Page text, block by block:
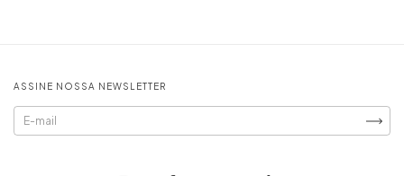
ASSINE NOSSA NEWSLETTER